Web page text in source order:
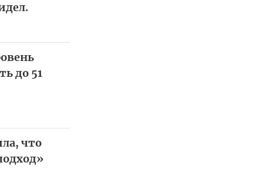
до 51
что